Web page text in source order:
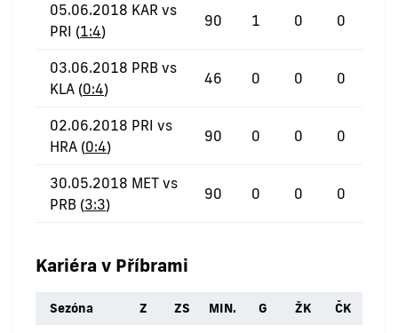
05.06.2018 KAR vs
PRI (1:4)
90 1 0 0
03.06.2018 PRB vs
KLA (0:4)
46 0 0 0
02.06.2018 PRI vs
HRA (0:4)
90 0 0 0
30.05.2018 MET vs
PRB (3:3)
90 0 0 0
Kariéra v Příbrami
Sezóna Z ZS MIN. G ŽK ČK